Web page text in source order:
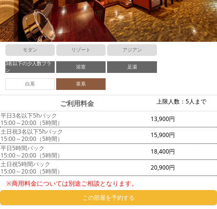
モダン リゾート アジアン
3名以下の少人数プラ
ン
浴室 足湯
白系 茶系
上限人数：5人まで
ご利用料金
平日3名以下5hパック
15:00～20:00（5時間）
13,900円
土日祝3名以下5hパック
15:00～20:00（5時間）
15,900円
平日5時間パック
15:00～20:00（5時間）
18,400円
土日祝5時間パック
15:00～20:00（5時間）
20,900円
※商用料金については別途ご相談となります。
この部屋を予約する